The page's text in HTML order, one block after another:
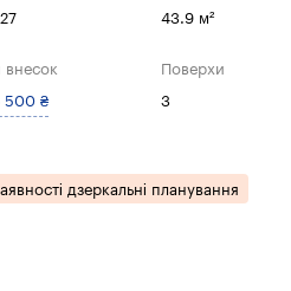
43.9 м²
500 ₴
Поверхи
3
дзеркальні планування